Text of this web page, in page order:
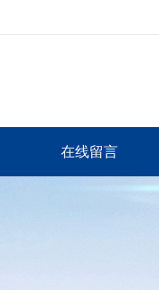
在线留言